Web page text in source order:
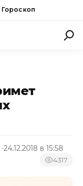
Гороскоп
24.12.2018 в 15:58
4317